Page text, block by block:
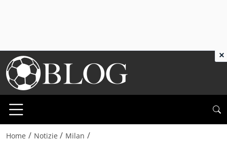
Home / Notizie / Milan /
×